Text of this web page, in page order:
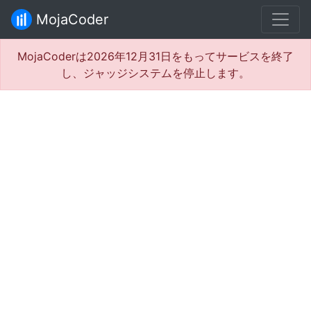
MojaCoder
MojaCoderは2026年12月31日をもってサービスを終了
し、ジャッジシステムを停止します。